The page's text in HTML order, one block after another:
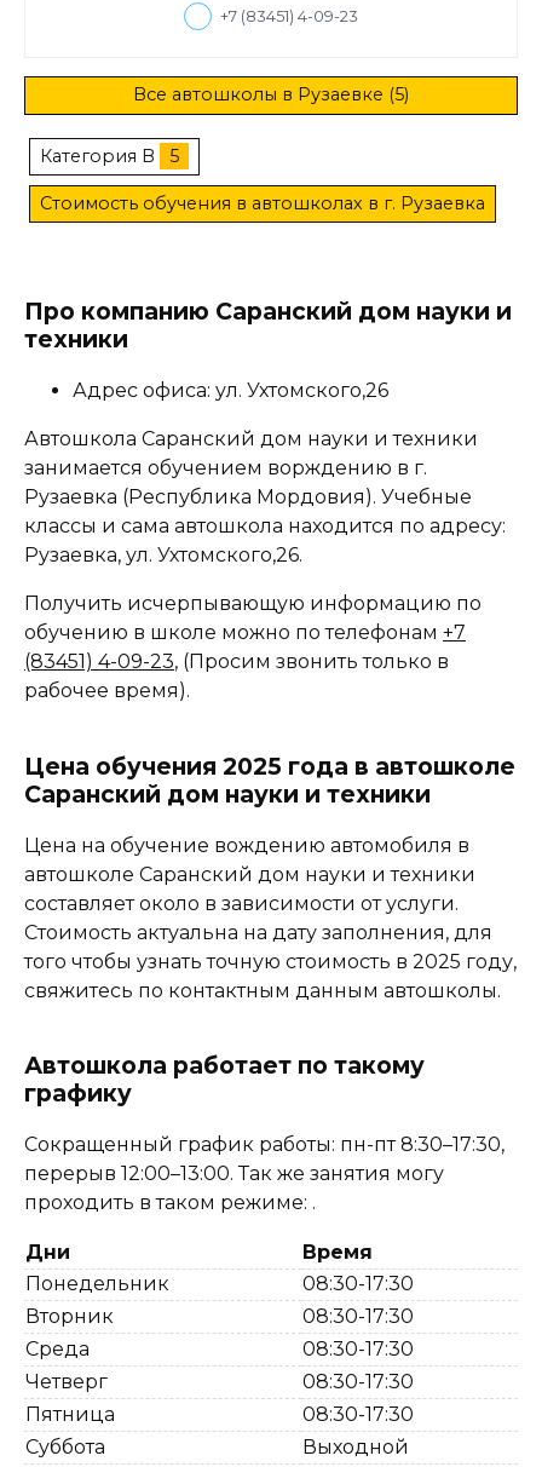
+7 (83451) 4-09-23
Все автошколы в Рузаевке (5)
Категория B 5
Стоимость обучения в автошколах в г. Рузаевка
Про компанию Саранский дом науки и
техники
Адрес офиса: ул. Ухтомского,26
Автошкола Саранский дом науки и техники
занимается обучением ворждению в г.
Рузаевка (Республика Мордовия). Учебные
классы и сама автошкола находится по адресу:
Рузаевка, ул. Ухтомского,26.
Получить исчерпывающую информацию по
обучению в школе можно по телефонам +7
(83451) 4-09-23, (Просим звонить только в
рабочее время).
Цена обучения 2025 года в автошколе
Саранский дом науки и техники
Цена на обучение вождению автомобиля в
автошколе Саранский дом науки и техники
составляет около в зависимости от услуги.
Стоимость актуальна на дату заполнения, для
того чтобы узнать точную стоимость в 2025 году,
свяжитесь по контактным данным автошколы.
Автошкола работает по такому
графику
Сокращенный график работы: пн-пт 8:30–17:30,
перерыв 12:00–13:00. Так же занятия могу
проходить в таком режиме: .
Дни
Время
Понедельник
08:30-17:30
Вторник
08:30-17:30
Среда
08:30-17:30
Четверг
08:30-17:30
Пятница
08:30-17:30
Суббота
Выходной